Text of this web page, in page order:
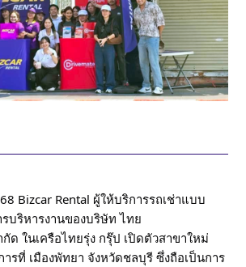
Bizcar Rental ผู้ให้บริการรถเช่าแบบ
บริหารงานของบริษัท ไทย
ด ในเครือไทยรุ่ง กรุ๊ป เปิดตัวสาขาใหม่
ารที่ เมืองพัทยา จังหวัดชลบุรี ซึ่งถือเป็นการ